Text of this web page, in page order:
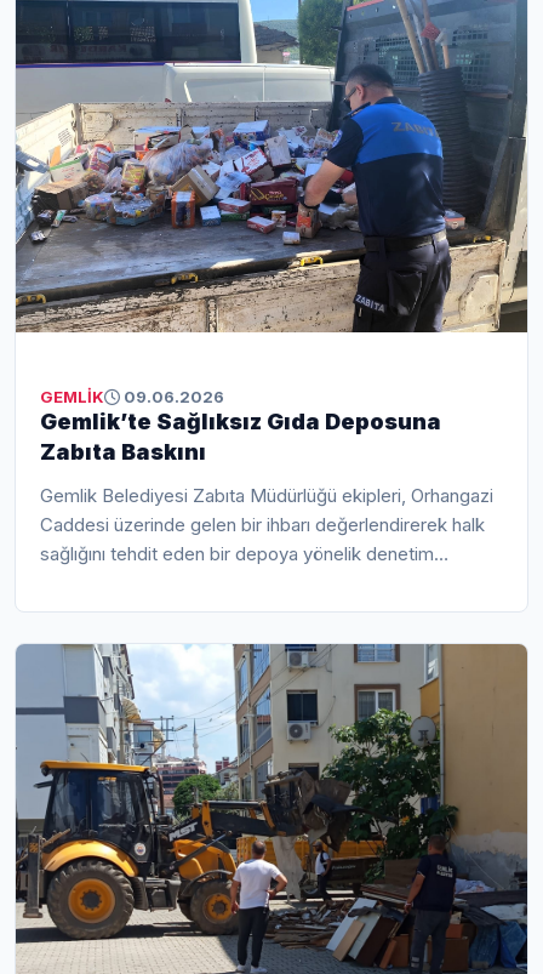
GEMLİK 09.06.2026
Gemlik’te Sağlıksız Gıda Deposuna
Zabıta Baskını
Gemlik Belediyesi Zabıta Müdürlüğü ekipleri, Orhangazi
Caddesi üzerinde gelen bir ihbarı değerlendirerek halk
sağlığını tehdit eden bir depoya yönelik denetim
İlçe Tarım ve Orman Müdürlüğü ekiplerinin ortaklaşa
yürüttüğü denetimlerde, depo olarak kullanılan iş yerinde
çok sayıda sağlıksız gıda ürünü tespit edildi.